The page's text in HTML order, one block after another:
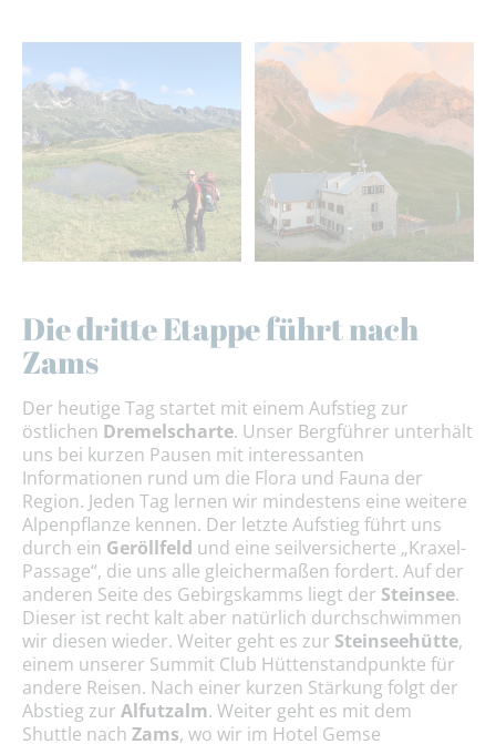
Die dritte Etappe führt nach
Zams
Der heutige Tag startet mit einem Aufstieg zur
östlichen Dremelscharte. Unser Bergführer unterhält
uns bei kurzen Pausen mit interessanten
Informationen rund um die Flora und Fauna der
Region. Jeden Tag lernen wir mindestens eine weitere
Alpenpflanze kennen. Der letzte Aufstieg führt uns
durch ein Geröllfeld und eine seilversicherte „Kraxel-
Passage“, die uns alle gleichermaßen fordert. Auf der
anderen Seite des Gebirgskamms liegt der Steinsee.
Dieser ist recht kalt aber natürlich durchschwimmen
wir diesen wieder. Weiter geht es zur Steinseehütte,
einem unserer Summit Club Hüttenstandpunkte für
andere Reisen. Nach einer kurzen Stärkung folgt der
Abstieg zur Alfutzalm. Weiter geht es mit dem
Shuttle nach Zams, wo wir im Hotel Gemse